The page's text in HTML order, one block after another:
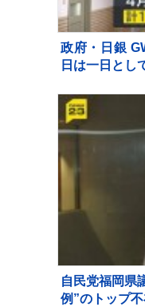
政府・日銀
日は一日とし
自民党福岡県
例”のトップ